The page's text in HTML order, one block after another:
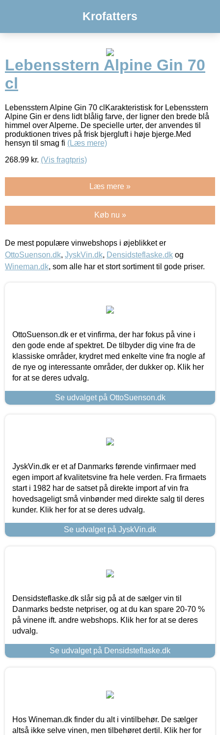
Krofatters
Lebensstern Alpine Gin 70
cl
Lebensstern Alpine Gin 70 clKarakteristisk for Lebensstern
Alpine Gin er dens lidt blålig farve, der ligner den brede blå
himmel over Alperne. De specielle urter, der anvendes til
produktionen trives på frisk bjergluft i høje bjerge.Med
hensyn til smag fi (Læs mere)
268.99 kr. (Vis fragtpris)
Læs mere »
Køb nu »
De mest populære vinwebshops i øjeblikket er
OttoSuenson.dk, JyskVin.dk, Densidsteflaske.dk og
Wineman.dk, som alle har et stort sortiment til gode priser.
OttoSuenson.dk er et vinfirma, der har fokus på vine i
den gode ende af spektret. De tilbyder dig vine fra de
klassiske områder, krydret med enkelte vine fra nogle af
de nye og interessante områder, der dukker op. Klik her
for at se deres udvalg.
Se udvalget på OttoSuenson.dk
JyskVin.dk er et af Danmarks førende vinfirmaer med
egen import af kvalitetsvine fra hele verden. Fra firmaets
start i 1982 har de satset på direkte import af vin fra
hovedsageligt små vinbønder med direkte salg til deres
kunder. Klik her for at se deres udvalg.
Se udvalget på JyskVin.dk
Densidsteflaske.dk slår sig på at de sælger vin til
Danmarks bedste netpriser, og at du kan spare 20-70 %
på vinene ift. andre webshops. Klik her for at se deres
udvalg.
Se udvalget på Densidsteflaske.dk
Hos Wineman.dk finder du alt i vintilbehør. De sælger
altså ikke selve vinen, men tilbehøret dertil. Klik her for